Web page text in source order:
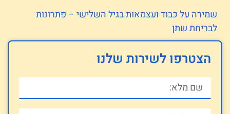
שמירה על כבוד ועצמאות בגיל השלישי – פתרונות
לבריחת שתן
הצטרפו לשירות שלנו